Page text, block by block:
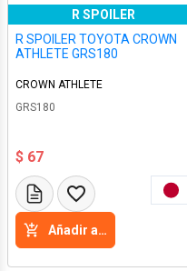
R SPOILER
R SPOILER TOYOTA CROWN
ATHLETE GRS180
CROWN ATHLETE
GRS180
$ 67
Añadir a la cesta